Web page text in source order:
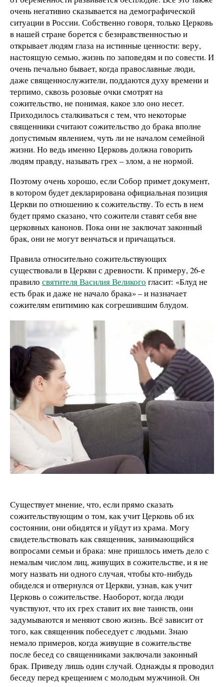
очень негативно сказывается на демографической
ситуации в России. Собственно говоря, только Церковь
в нашей стране борется с безнравственностью и
открывает людям глаза на истинные ценности: веру,
настоящую семью, жизнь по заповедям и по совести. И
очень печально бывает, когда православные люди,
даже священнослужители, поддаются духу времени и
терпимо, сквозь розовые очки смотрят на
сожительство, не понимая, какое зло оно несет.
Приходилось сталкиваться с тем, что некоторые
священники считают сожительство до брака вполне
допустимым явлением, чуть ли не началом семейной
жизни. Но ведь именно Церковь должна говорить
людям правду, называть грех – злом, а не нормой.
Поэтому очень хорошо, если Собор примет документ,
в котором будет декларирована официальная позиция
Церкви по отношению к сожительству. То есть в нем
будет прямо сказано, что сожители ставят себя вне
церковных канонов. Пока они не заключат законный
брак, они не могут венчаться и причащаться.
Правила относительно сожительствующих
существовали в Церкви с древности. К примеру, 26-е
правило святителя Василия Великого гласит: «Блуд не
есть брак и даже не начало брака» – и назначает
сожителям епитимию как согрешившим блудом.
Существует мнение, что, если прямо сказать
сожительствующим о том, как учит Церковь об их
состоянии, они обидятся и уйдут из храма. Могу
свидетельствовать как священник, занимающийся
вопросами семьи и брака: мне пришлось иметь дело с
немалым числом лиц, живущих в сожительстве, и я не
могу назвать ни одного случая, чтобы кто-нибудь
обиделся и отвернулся от Церкви, узнав, как учит
Церковь о сожительстве. Наоборот, когда люди
чувствуют, что их грех ставит их вне таинств, они
задумываются и меняют свою жизнь. Всё зависит от
того, как священник побеседует с людьми. Знаю
немало примеров, когда живущие в сожительстве
после бесед со священниками заключали законный
брак. Приведу лишь один случай. Однажды я проводил
беседу перед крещением с молодым мужчиной. Он